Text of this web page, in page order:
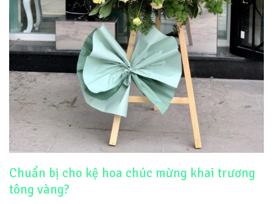
Chuẩn bị cho kệ hoa chúc mừng khai trương
tông vàng?